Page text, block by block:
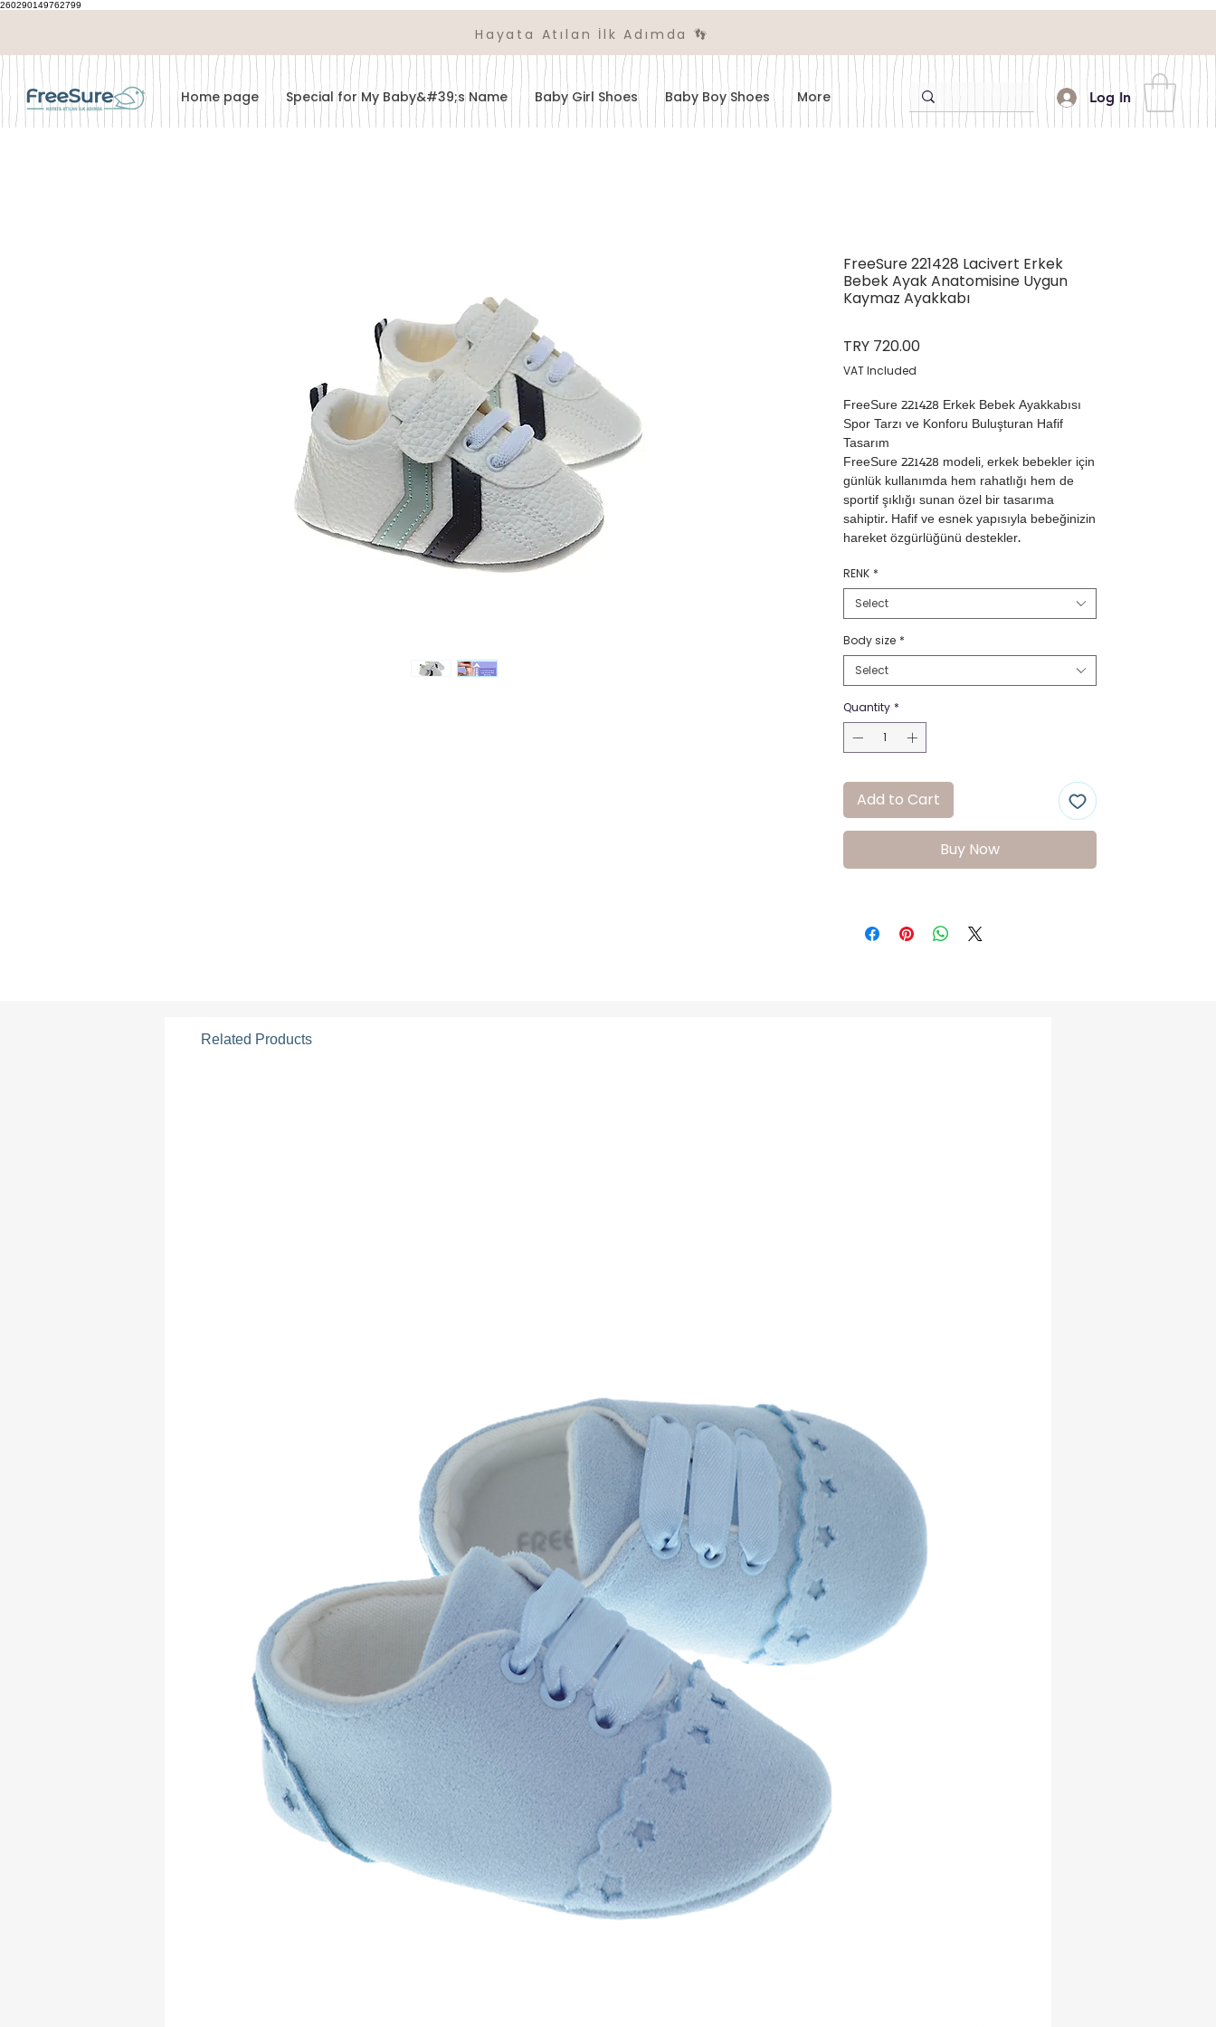
260290149762799
Hayata Atılan İlk Adımda 👣
Home page Special for My Baby&#39;s Name Baby Girl Shoes Baby Boy Shoes More Log In
FreeSure 221428 Lacivert Erkek
Bebek Ayak Anatomisine Uygun
Kaymaz Ayakkabı
TRY 720.00Price
VAT Included
FreeSure 221428 Erkek Bebek Ayakkabısı
Spor Tarzı ve Konforu Buluşturan Hafif
Tasarım
FreeSure 221428 modeli, erkek bebekler için
günlük kullanımda hem rahatlığı hem de
sportif şıklığı sunan özel bir tasarıma
sahiptir. Hafif ve esnek yapısıyla bebeğinizin
hareket özgürlüğünü destekler.
kolay temizlenebilir malzemesi ile uzun
astarı, bebeğinizin hassas cildi için yumuşak
ve konforlu bir yapı sunar.
•Cırt Cırtlı Atkı: Kolayca giydirilip
kullanım imkanı sunar.
tasarımına sahiptir.
•Bebek Ayak Anatomisine Uygun: Spor
tarzıyla rahatlık sağlayarak ayak gelişimini
FreeSure 221428 Erkek Bebek Ayakkabısı,
RENK *
Select
Body size *
Select
Quantity *
Add to Cart
Buy Now
Related Products